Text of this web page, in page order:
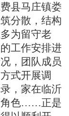
县马庄镇娄
分散，结构
为留守老
工作安排进
，团队成员
式开展调
，家在临沂
角色……正是